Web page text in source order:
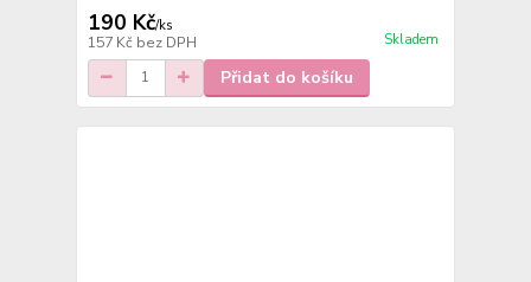
190 Kč/ks
157 Kč bez DPH Skladem
Přidat do košíku